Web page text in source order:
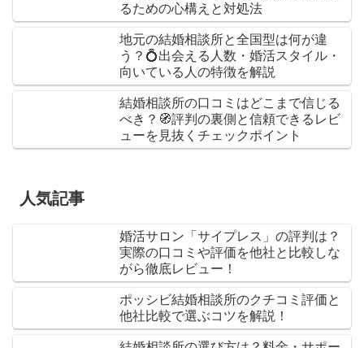
るための心構えと対処法
地元の結婚相談所と全国型は何が違
う？💍出会える人数・婚活スタイル・
向いている人の特徴を解説
結婚相談所の口コミはどこまで信じる
べき？🧭評判の裏側と信頼できるレビ
ューを見抜くチェックポイント
人気記事
婚活サロン「サイプレス」の評判は？
実際の口コミや評価を他社と比較しな
がら徹底レビュー！
ポッシビ結婚相談所のクチコミ評価と
他社比較で選ぶコツを解説！